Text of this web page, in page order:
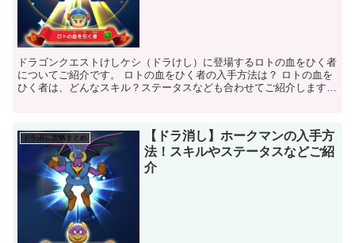
ドラゴンクエストけしケシ（ドラけし）に登場するロトの血をひく者
についてご紹介です。 ロトの血をひく者の入手方法は？ ロトの血を
ひく者は、どんなスキル？ステータスなども合わせてご紹介します
ドラ消し攻略まとめ
【ドラ消し】ホークマンの入手方
法！スキルやステータスなどご紹
介